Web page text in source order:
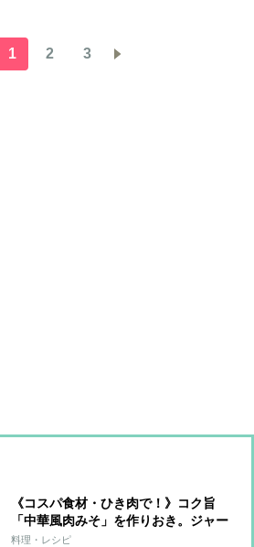
1 2 3
《コスパ食材・ひき肉で！》コク旨
「中華風肉みそ」を作りおき。ジャー
ジャー麺や肉みそ炒めにアレンジ！
料理・レシピ